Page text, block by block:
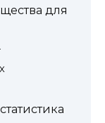
для